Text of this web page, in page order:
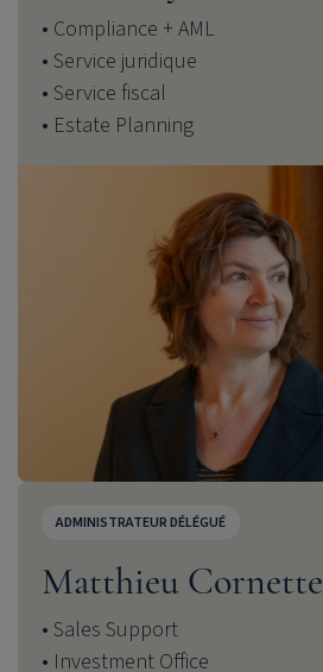
Compliance + AML
Service juridique
Service fiscal
Estate Planning
ADMINISTRATEUR DÉLÉGUÉ
Matthieu Cornette
Sales Support
Investment Office